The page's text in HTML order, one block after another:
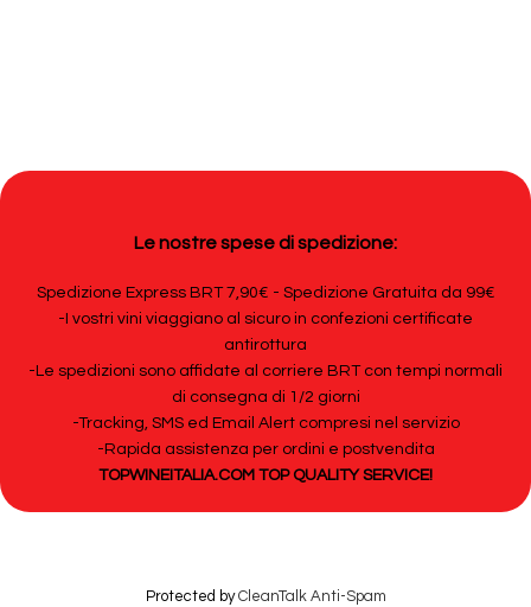
Le nostre spese di spedizione:
Spedizione Express BRT 7,90€ - Spedizione Gratuita da 99€
-I vostri vini viaggiano al sicuro in confezioni certificate
antirottura
-Le spedizioni sono affidate al corriere BRT con tempi normali
di consegna di 1/2 giorni
-Tracking, SMS ed Email Alert compresi nel servizio
-Rapida assistenza per ordini e postvendita
TOPWINEITALIA.COM TOP QUALITY SERVICE!
Protected byCleanTalk Anti-Spam